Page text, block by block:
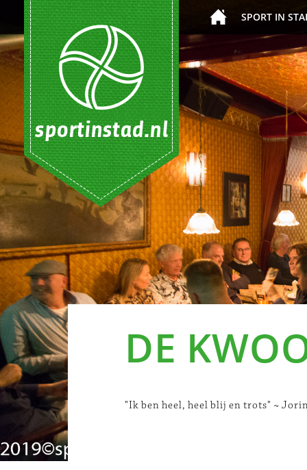
SPORT IN
DE
"Ik ben heel, heel blij en trots" ~